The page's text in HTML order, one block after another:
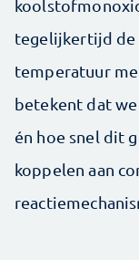
tegelijkertijd de
temperatuur
betekent dat
én hoe snel dit
koppelen aan